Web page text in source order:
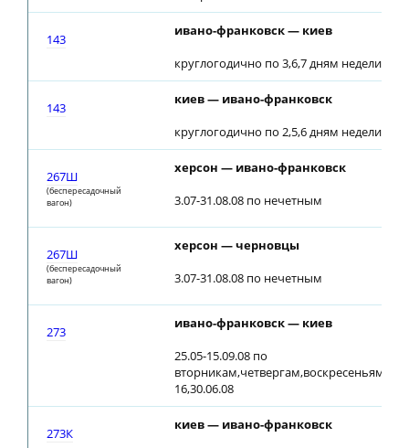
143
ивано-франковск — киев
круглогодично по 3,6,7 дням недели
143
киев — ивано-франковск
круглогодично по 2,5,6 дням недели
267Ш
(беспересадочный
вагон)
херсон — ивано-франковск
3.07-31.08.08 по нечетным
267Ш
(беспересадочный
вагон)
херсон — черновцы
3.07-31.08.08 по нечетным
273
ивано-франковск — киев
25.05-15.09.08 по
вторникам,четвергам,воскресеньям;
16,30.06.08
273К
киев — ивано-франковск